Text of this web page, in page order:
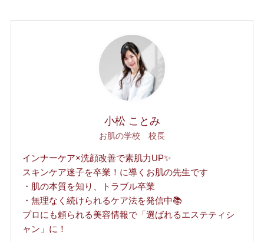
小松 ことみ
お肌の学校 校長
インナーケア×洗顔改善で素肌力UP✨
スキンケア迷子を卒業！に導くお肌の先生です
・肌の本質を知り、トラブル卒業
・無理なく続けられるケア法を発信中📚
プロにも頼られる美容情報で「選ばれるエステティシ
ャン」に！